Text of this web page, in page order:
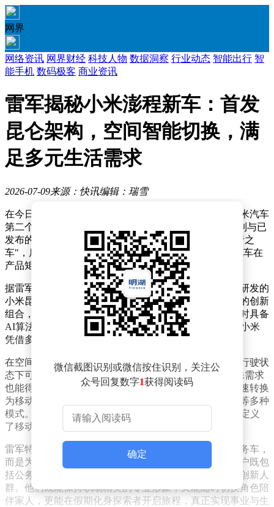
网界
网络资讯 网界财经 科技人物 数据洞察 行业动态 智能出行 智
能手机 数码极客 商业资讯
雷军揭秘小米澎程新车：首发
昆仑架构，空间智能切换，满
足多元生活需求
2026-07-09来源：快讯编辑：瑞雪
在今日举行的小米汽车发布会上，雷军正式宣布推出小米汽车
第二个产品系列——SkyNomad 小米澎程。这一全新系列与已
发布的SU7/YU7系列形成差异化布局，前者定位"驾驶者之
车"，后者则主打"智能可变大空间SUV"，标志着小米汽车在
产品矩阵构建上迈出关键一步。
据雷军介绍，小米澎程系列的核心突破在于搭载了全新研发的
小米昆仑架构。该架构通过车内纯平地板与长滑轨设计的创新
组合，实现了空间智能切换功能。这项技术突破需要同时具备
AI算法、智能生态整合以及先进制造工艺三大能力，而小米
凭借多年积累的技术底蕴恰好具备这些优势。
在空间表现方面，澎程系列展现出极强的场景适应性。行驶状
态下可轻松容纳5名乘员及其行李，包括宠物在内的特殊需求
也能得到妥善安置；驻车时则能通过智能变形功能，快速转换
为移动办公室、双人咖啡馆、三人会客室或家庭游乐场等多种
模式。这种设计理念突破了传统SUV的功能边界，重新定义
了移动空间的使用方式。
雷军特别强调，小米澎程并非传统意义上的家庭车或商务车，
而是为具有多元生活方式的现代人群量身打造。目标用户既包
括公务员、工程师等职业群体，也涵盖创业者、极客等创新人
群。他们既能保持职场精英的专业形象，又能随时切换角色陪
伴家人，更能在假期化身探索者开启旅程，真正实现事业与生
微信截图识别或微信按住识别，关注公
众号回复数字1获得阅读码
确定